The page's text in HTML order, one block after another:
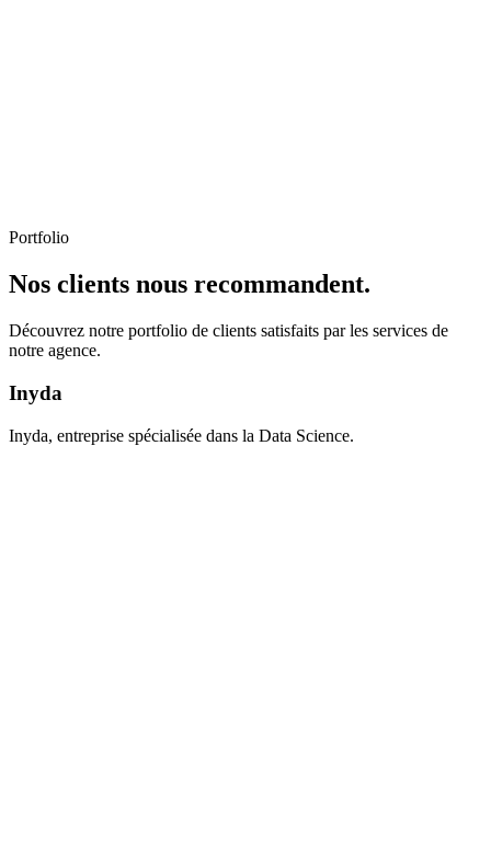
Portfolio
Nos clients nous recommandent.
Découvrez notre portfolio de clients satisfaits par les services de
notre agence.
Inyda
Inyda, entreprise spécialisée dans la Data Science.